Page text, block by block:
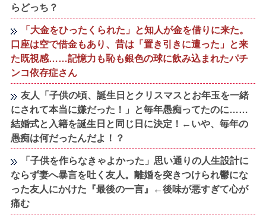
らどっち？
「大金をひったくられた」と知人が金を借りに来た。
口座は空で借金もあり、昔は「置き引きに遭った」と来
た既視感……記憶力も恥も銀色の球に飲み込まれたパチ
ンコ依存症さん
友人「子供の頃、誕生日とクリスマスとお年玉を一緒
にされて本当に嫌だった！」と毎年愚痴ってたのに……
結婚式と入籍を誕生日と同じ日に決定！←いや、毎年の
愚痴は何だったんだよ！？
「子供を作らなきゃよかった」思い通りの人生設計に
ならず妻へ暴言を吐く友人。離婚を突きつけられ鬱にな
った友人にかけた『最後の一言』←後味が悪すぎて心が
痛む